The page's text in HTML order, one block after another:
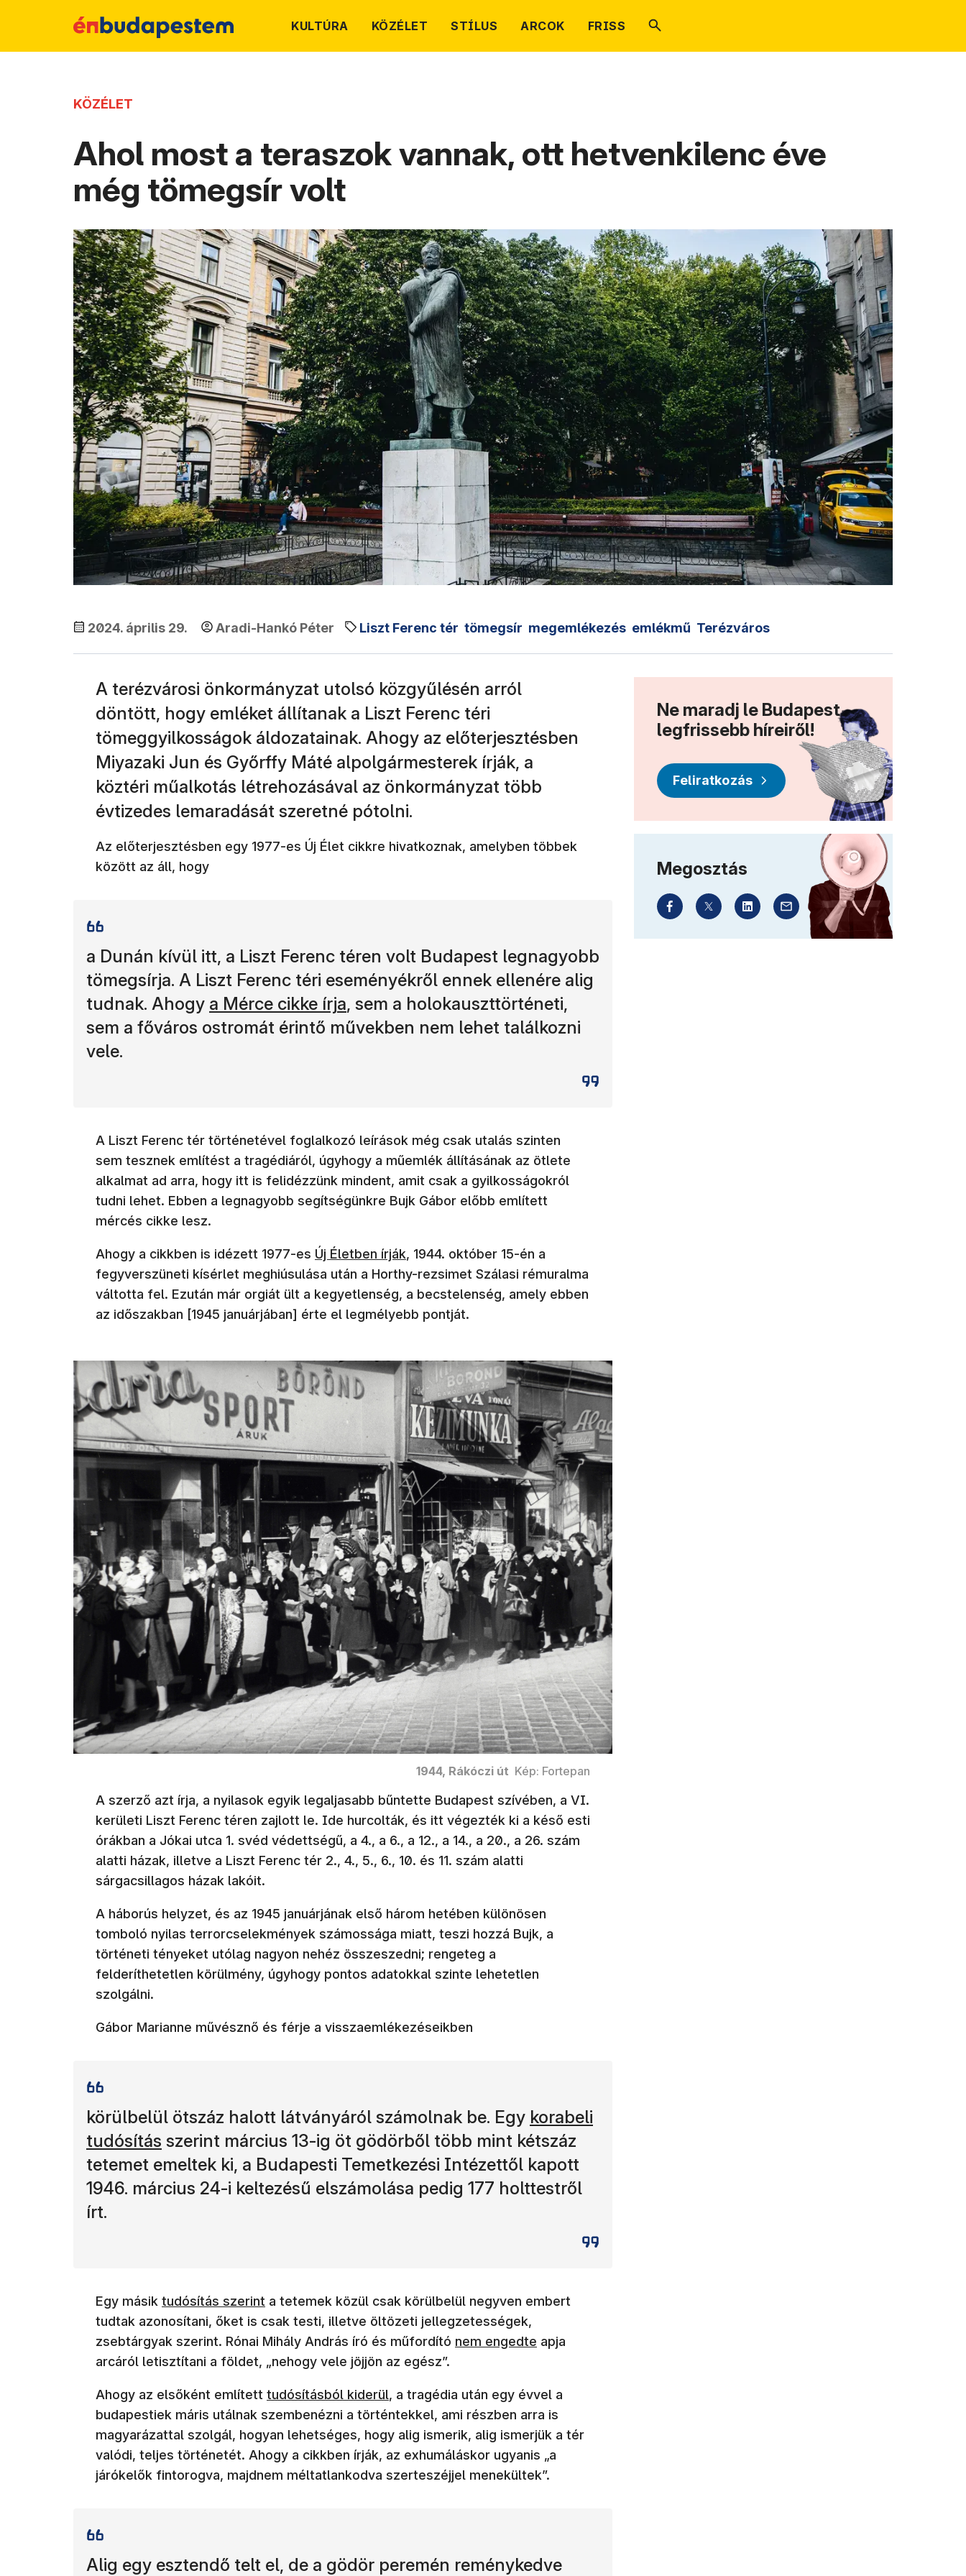
KULTÚRA KÖZÉLET STÍLUS ARCOK FRISS
KÖZÉLET
Ahol most a teraszok vannak, ott hetvenkilenc éve
még tömegsír volt
2024. április 29. Aradi-Hankó Péter Liszt Ferenc tér tömegsír megemlékezés emlékmű Terézváros
A terézvárosi önkormányzat utolsó közgyűlésén arról
döntött, hogy emléket állítanak a Liszt Ferenc téri
tömeggyilkosságok áldozatainak. Ahogy az előterjesztésben
Miyazaki Jun és Győrffy Máté alpolgármesterek írják, a
köztéri műalkotás létrehozásával az önkormányzat több
évtizedes lemaradását szeretné pótolni.
Az előterjesztésben egy 1977-es Új Élet cikkre hivatkoznak, amelyben többek
között az áll, hogy
a Dunán kívül itt, a Liszt Ferenc téren volt Budapest legnagyobb
tömegsírja. A Liszt Ferenc téri eseményékről ennek ellenére alig
tudnak. Ahogy (új ablakban nyílik meg)
a Mérce cikke írja, sem a holokauszttörténeti,
sem a főváros ostromát érintő művekben nem lehet találkozni
vele.
A Liszt Ferenc tér történetével foglalkozó leírások még csak utalás szinten
sem tesznek említést a tragédiáról, úgyhogy a műemlék állításának az ötlete
alkalmat ad arra, hogy itt is felidézzünk mindent, amit csak a gyilkosságokról
tudni lehet. Ebben a legnagyobb segítségünkre Bujk Gábor előbb említett
mércés cikke lesz.
Ahogy a cikkben is idézett 1977-es (új ablakban nyílik meg)
Új Életben írják, 1944. október 15-én a
fegyverszüneti kísérlet meghiúsulása után a Horthy-rezsimet Szálasi rémuralma
váltotta fel. Ezután már orgiát ült a kegyetlenség, a becstelenség, amely ebben
az időszakban [1945 januárjában] érte el legmélyebb pontját.
1944, Rákóczi út Kép: Fortepan
A szerző azt írja, a nyilasok egyik legaljasabb bűntette Budapest szívében, a VI.
kerületi Liszt Ferenc téren zajlott le. Ide hurcolták, és itt végezték ki a késő esti
órákban a Jókai utca 1. svéd védettségű, a 4., a 6., a 12., a 14., a 20., a 26. szám
alatti házak, illetve a Liszt Ferenc tér 2., 4., 5., 6., 10. és 11. szám alatti
sárgacsillagos házak lakóit.
A háborús helyzet, és az 1945 januárjának első három hetében különösen
tomboló nyilas terrorcselekmények számossága miatt, teszi hozzá Bujk, a
történeti tényeket utólag nagyon nehéz összeszedni; rengeteg a
felderíthetetlen körülmény, úgyhogy pontos adatokkal szinte lehetetlen
szolgálni.
Gábor Marianne művésznő és férje a visszaemlékezéseikben
körülbelül ötszáz halott látványáról számolnak be. Egy (új ablakban nyílik meg)
korabeli
tudósítás szerint március 13-ig öt gödörből több mint kétszáz
tetemet emeltek ki, a Budapesti Temetkezési Intézettől kapott
1946. március 24-i keltezésű elszámolása pedig 177 holttestről
írt.
Egy másik (új ablakban nyílik meg)
tudósítás szerint a tetemek közül csak körülbelül negyven embert
tudtak azonosítani, őket is csak testi, illetve öltözeti jellegzetességek,
zsebtárgyak szerint. Rónai Mihály András író és műfordító (új ablakban nyílik meg)
nem engedte apja
arcáról letisztítani a földet, „nehogy vele jöjjön az egész”.
Ahogy az elsőként említett (új ablakban nyílik meg)
tudósításból kiderül, a tragédia után egy évvel a
budapestiek máris utálnak szembenézni a történtekkel, ami részben arra is
magyarázattal szolgál, hogyan lehetséges, hogy alig ismerik, alig ismerjük a tér
valódi, teljes történetét. Ahogy a cikkben írják, az exhumáláskor ugyanis „a
járókelők fintorogva, majdnem méltatlankodva szerteszéjjel menekültek”.
Alig egy esztendő telt el, de a gödör peremén reménykedve
Ne maradj le Budapest
legfrissebb híreiről!
Feliratkozás
Megosztás